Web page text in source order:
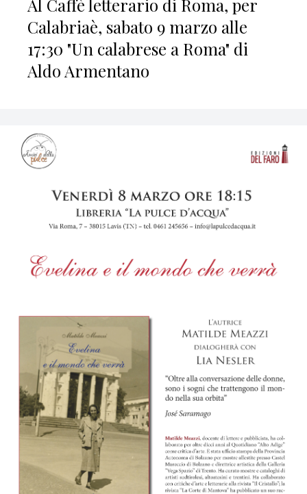
Al Caffè letterario di Roma, per
Calabriaè, sabato 9 marzo alle
17:30 "Un calabrese a Roma" di
Aldo Armentano